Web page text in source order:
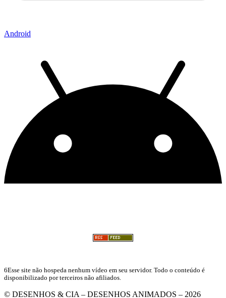
Android
6Esse site não hospeda nenhum vídeo em seu servidor. Todo o conteúdo é
disponibilizado por terceiros não afiliados.
© DESENHOS & CIA – DESENHOS ANIMADOS – 2026